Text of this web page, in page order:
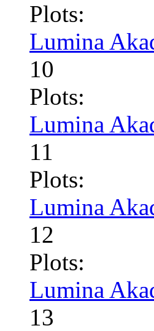
Plots:
Lumina
10
Plots:
Lumina
11
Plots:
Lumina
12
Plots:
Lumina
13